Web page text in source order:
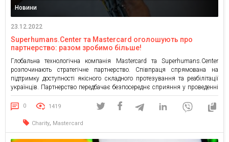
Новини
23.12.2022
Superhumans.Center та Mastercard оголошують про
партнерство: разом зробимо більше!
Глобальна технологічна компанія Mastercard та Superhumans.Center
розпочинають стратегічне партнерство. Співпраця спрямована на
підтримку доступності якісного складного протезування та реабілітації
українців. Партнерство передбачає безпосереднє сприяння у проведенні
протезування для пацієнтів Superhumans, зокрема отримання
найкращих інноваційних біонічних протезів. Крім того, заплановано
залучення фінансових інструментів для фандрейзингу та підтримки
проекту. «Наша місія — надавати більше: якісних послуг, інновацій,
можливостей. […]
0 1419
Charity, Mastercard